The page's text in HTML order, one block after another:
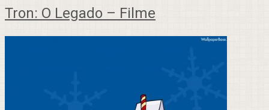
Tron: O Legado – Filme